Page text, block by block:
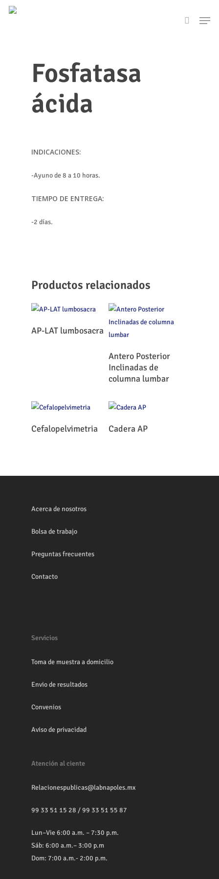
Skip
search
Fosfatasa
ácida
INDICACIONES:
-Ayuno de 8 a 10 horas.
TIEMPO DE ENTREGA:
-2 días.
Productos relacionados
Leer Más
AP-LAT lumbosacra
Leer Más
Antero Posterior
Inclinadas de
columna lumbar
Leer Más
Cefalopelvimetria Leer Más
Cadera AP
Acerca de nosotros
Bolsa de trabajo
Preguntas frecuentes
Contacto
Servicios
Toma de muestra a domicilio
Envio de resultados
Convenios
Aviso de privacidad
Atención al ciente
Relacionespublicas@labnapoles.mx
99 33 51 15 28 /99 33 51 55 87
Lun–Vie 6:00 a.m. – 7:30 p.m.
Sáb: 6:00 a.m.– 3:00 p.m
Dom: 7:00 a.m.- 2:00 p.m.